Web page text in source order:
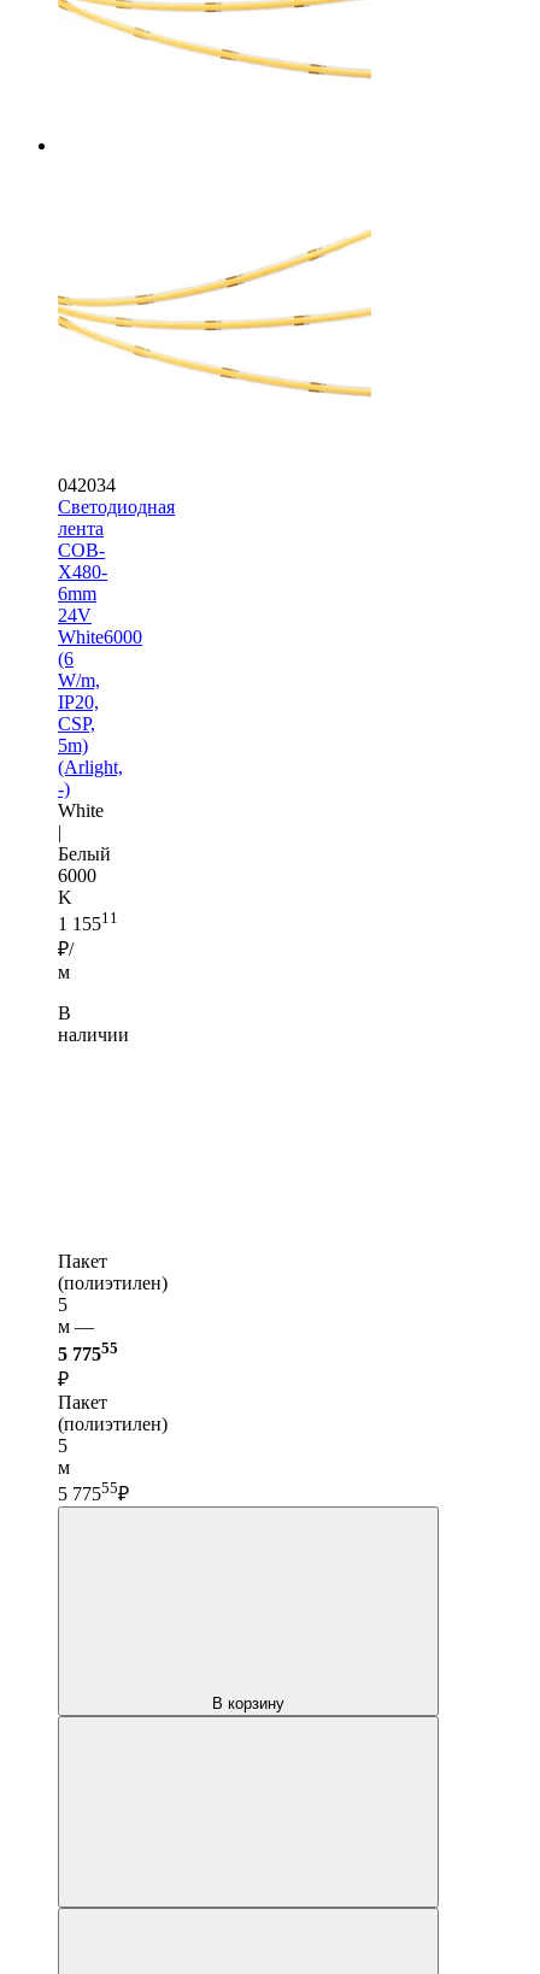
042034
Светодиодная
лента
COB-
X480-
6mm
24V
White6000
(6
W/m,
IP20,
CSP,
5m)
(Arlight,
-)
White
|
Белый
6000
K
1 15511
₽/
м
В
наличии
Пакет
(полиэтилен)
5
м —
5 77555
₽
Пакет
(полиэтилен)
5
м
5 77555₽
В корзину